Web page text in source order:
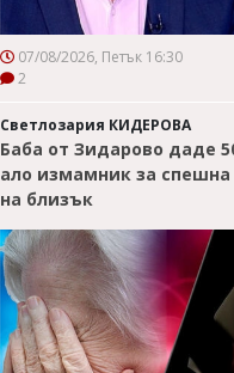
07/08/2026, Петък 16:30
2
Светлозария КИДЕРОВА
Баба от Зидарово даде
ало измамник за спешна
на близък